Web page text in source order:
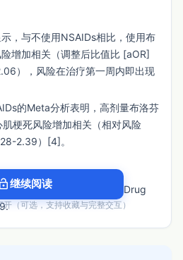
，与不使用NSAIDs相比，使用布
增加相关（调整后比值比 [aOR]
），风险在治疗第一周内即出现
的Meta分析表明，高剂量布洛芬
梗死风险增加相关（相对风险
2.39）[4]。
Pharmacoepidemiol Drug
Trialists' (CNT)
lock_open继续阅读
（可选，支持收藏与完整交互）